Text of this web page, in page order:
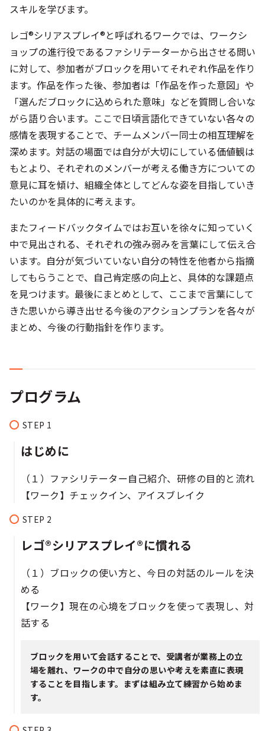
スキルを学びます。
レゴ®シリアスプレイ®と呼ばれるワークでは、ワークシ
ョップの進行役であるファシリテーターから出させる問い
に対して、参加者がブロックを用いてそれぞれ作品を作り
ます。作品を作った後、参加者は「作品を作った意図」や
「選んだブロックに込められた意味」などを質問し合いな
がら語り合います。ここで日頃言語化できていない各々の
感情を表現することで、チームメンバー同士の相互理解を
深めます。対話の場面では自分が大切にしている価値観は
もとより、それぞれのメンバーが考える働き方についての
意見に耳を傾け、組織全体としてどんな姿を目指していき
たいのかを具体的に考えます。
またフィードバックタイムではお互いを徐々に知っていく
中で見出される、それぞれの強み弱みを言葉にして伝え合
います。自分が気づいていない自分の特性を他者から指摘
してもらうことで、自己肯定感の向上と、具体的な課題点
を見つけます。最後にまとめとして、ここまで言葉にして
きた思いから導き出せる今後のアクションプランを各々が
まとめ、今後の行動指針を作ります。
プログラム
はじめに
（１）ファシリテーター自己紹介、研修の目的と流れ​​​
【ワーク】チェックイン、アイスブレイク​​​​
レゴ®シリアスプレイ®に慣れる​​​
（１）ブロックの使い方と、今日の対話のルールを決
める​
【ワーク】現在の心境をブロックを使って表現し、対
話する​
ブロックを用いて会話することで、受講者が業務上の立
場を離れ、ワークの中で自分の思いや考えを素直に表現
することを目指します。まずは組み立て練習から始めま
す。